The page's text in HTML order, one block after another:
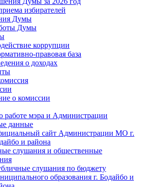
избирателей
Думы
Думы
коррупции
правовая база
о доходах
о комиссии
работе мэра и Администрации
данные
сайт Администрации МО г.
и района
слушания и общественные
слушания по бюджету
образования г. Бодайбо и